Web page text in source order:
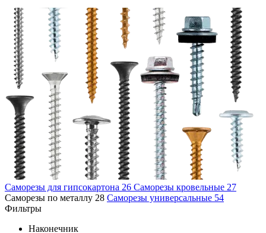
Саморезы для гипсокартона 26 Саморезы кровельные 27
Саморезы по металлу 28 Саморезы универсальные 54
Фильтры
Наконечник